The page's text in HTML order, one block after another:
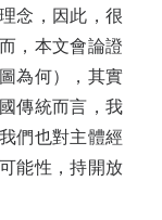
念，因此，很
，本文會論證
為何），其實
傳統而言，我
們也對主體經
能性，持開放